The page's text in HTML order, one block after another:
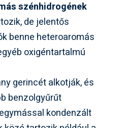
szénhidrogének
de jelentős
benne heteroaromás
oxigéntartalmú
gerincét alkotják, és
benzolgyűrűt
kondenzált